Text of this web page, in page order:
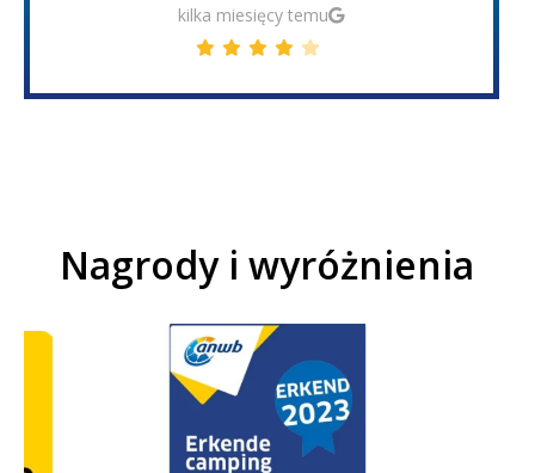
3 miesiące temu
Nagrody i wyróżnienia